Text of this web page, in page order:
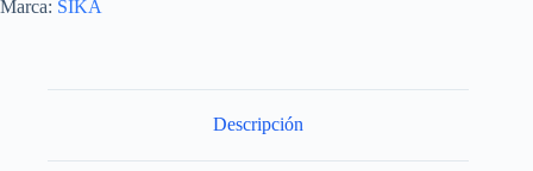
CONCRETO
Marca: SIKA
Descripción